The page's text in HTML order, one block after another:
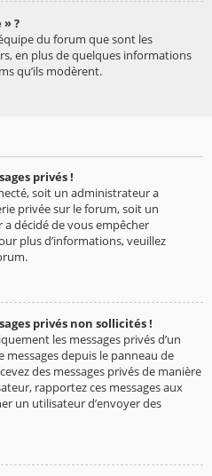
» ?
du forum que sont les
en plus de quelques informations
qu’ils modèrent.
privés !
soit un administrateur a
privée sur le forum, soit un
décidé de vous empêcher
plus d’informations, veuillez
privés non sollicités !
les messages privés d’un
depuis le panneau de
des messages privés de manière
rapportez ces messages aux
un utilisateur d’envoyer des